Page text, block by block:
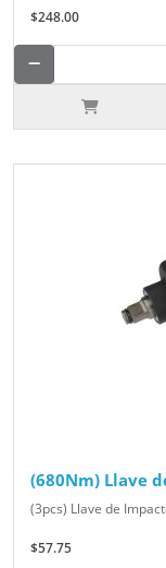
$248.00
(680Nm) Llave
(3pcs) Llave de
$57.75